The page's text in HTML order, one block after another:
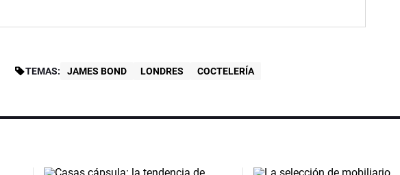
TEMAS: JAMES BOND LONDRES COCTELERÍA